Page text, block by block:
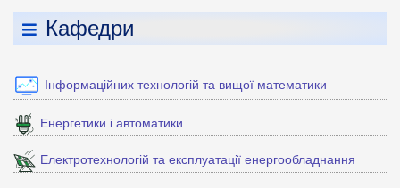
Кафедри
Інформаційних технологій та вищої математики
Енергетики і автоматики
Електротехнологій та експлуатації енергообладнання